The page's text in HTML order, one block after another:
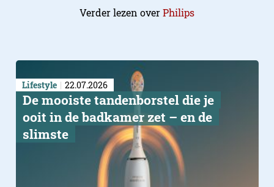
Verder lezen overPhilips
Lifestyle 22.07.2026
De mooiste tandenborstel die je
ooit in de badkamer zet – en de
slimste